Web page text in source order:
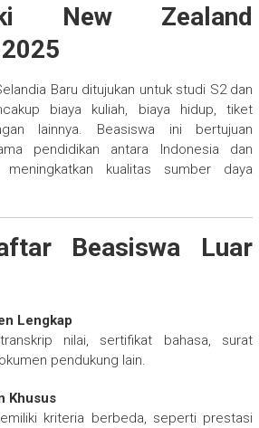
New Zealand
Baru ditujukan untuk studi S2 dan
biaya kuliah, biaya hidup, tiket
lainnya. Beasiswa ini bertujuan
pendidikan antara Indonesia dan
kualitas sumber daya
Beasiswa Luar
Lengkap
nilai, sertifikat bahasa, surat
pendukung lain.
Khusus
kriteria berbeda, seperti prestasi